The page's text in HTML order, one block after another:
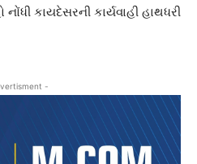
કાયદેસરની કાર્યવાહી હાથધરી
-